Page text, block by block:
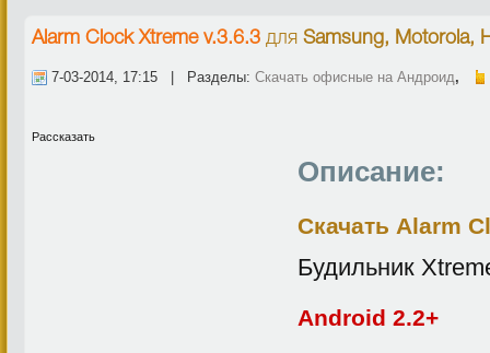
Alarm Clock Xtreme v.3.6.3 для Samsung, Motorola,
7-03-2014, 17:15 | Разделы: Скачать офисные на Андроид,
Рассказать
Описание:
Скачать Alarm
Будильник
Android 2.2+